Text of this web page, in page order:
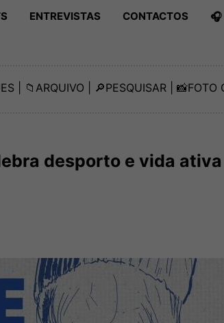
ENTREVISTAS CONTACTOS 🎧
| 📁 ARQUIVO | 🔎PESQUISAR | 📸FOTO
desporto e vida ativa